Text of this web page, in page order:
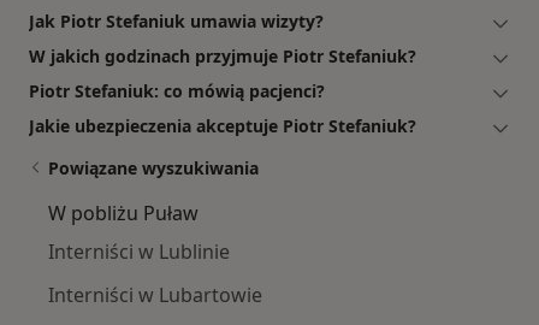
Jak Piotr Stefaniuk umawia wizyty?
W jakich godzinach przyjmuje Piotr Stefaniuk?
Piotr Stefaniuk: co mówią pacjenci?
Jakie ubezpieczenia akceptuje Piotr Stefaniuk?
Powiązane wyszukiwania
W pobliżu Puław
Interniści w Lublinie
Interniści w Lubartowie